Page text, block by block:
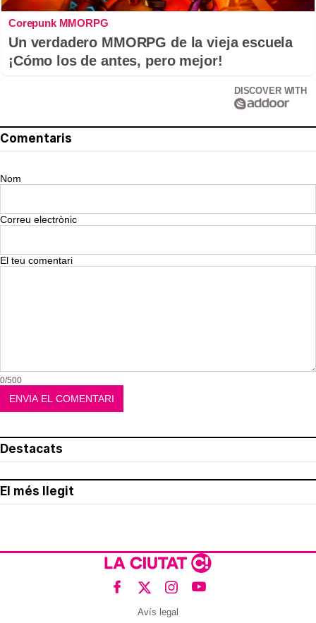
Corepunk MMORPG
Un verdadero MMORPG de la vieja escuela
¡Cómo los de antes, pero mejor!
DISCOVER WITH
Comentaris
Nom
Correu electrònic
El teu comentari
0/500
Destacats
El més llegit
Avís legal